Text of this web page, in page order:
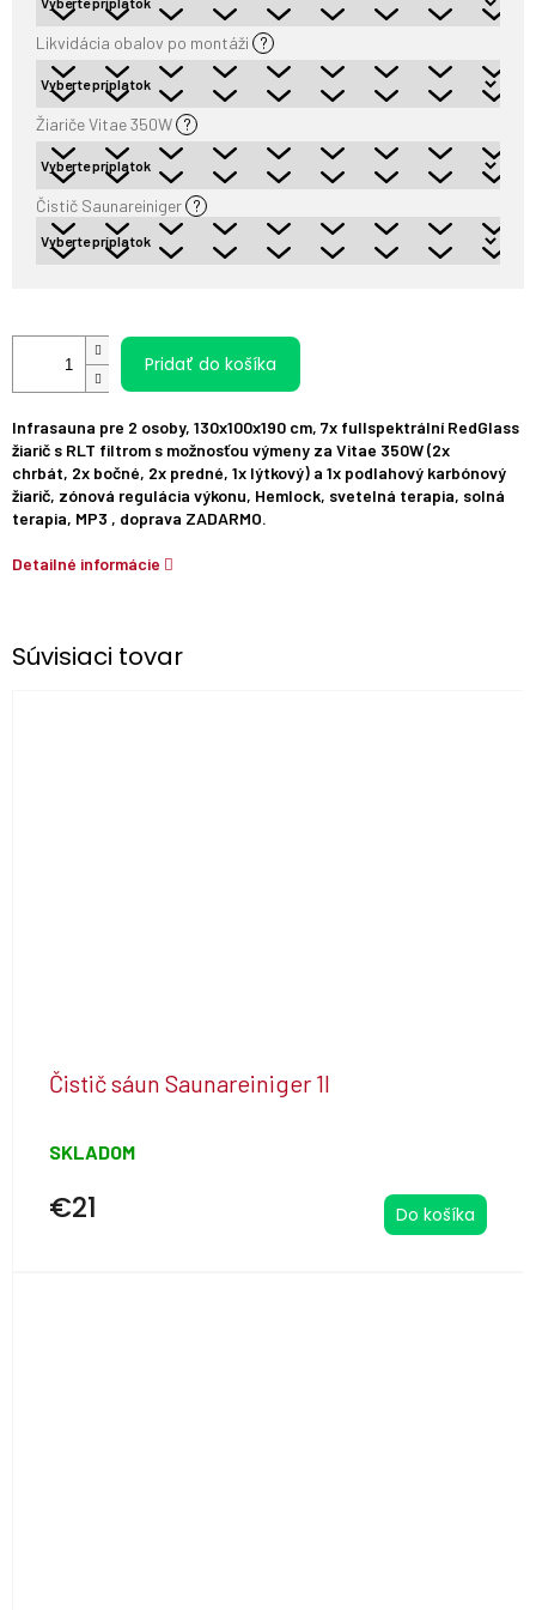
Likvidácia obalov po montáži ?
Žiariče Vitae 350W ?
Čistič Saunareiniger ?
Pridať do košíka
Infrasauna pre 2 osoby, 130x100x190 cm, 7x fullspektrální RedGlass
žiarič s RLT filtrom s možnosťou výmeny za Vitae 350W(2x
chrbát, 2x bočné, 2x predné, 1x lýtkový) a 1x podlahový karbónový
žiarič, zónová regulácia výkonu, Hemlock, svetelná terapia, solná
terapia, MP3 , doprava ZADARMO.
Detailné informácie
Súvisiaci tovar
Čistič sáun Saunareiniger 1l
SKLADOM
€21 Do košíka